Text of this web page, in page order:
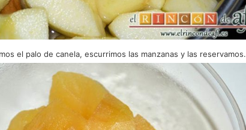
el palo de canela, escurrimos las manzanas y las reservamos.